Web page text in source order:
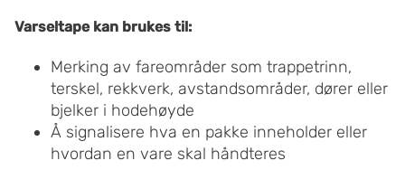
Varseltape kan brukes til:
Merking av fareområder som trappetrinn,
terskel, rekkverk, avstandsområder, dører eller
bjelker i hodehøyde
Å signalisere hva en pakke inneholder eller
hvordan en vare skal håndteres